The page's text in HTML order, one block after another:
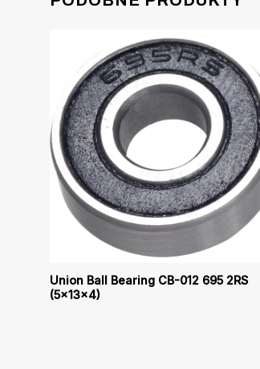
Union Ball Bearing CB-012 695 2RS
(5x13x4)